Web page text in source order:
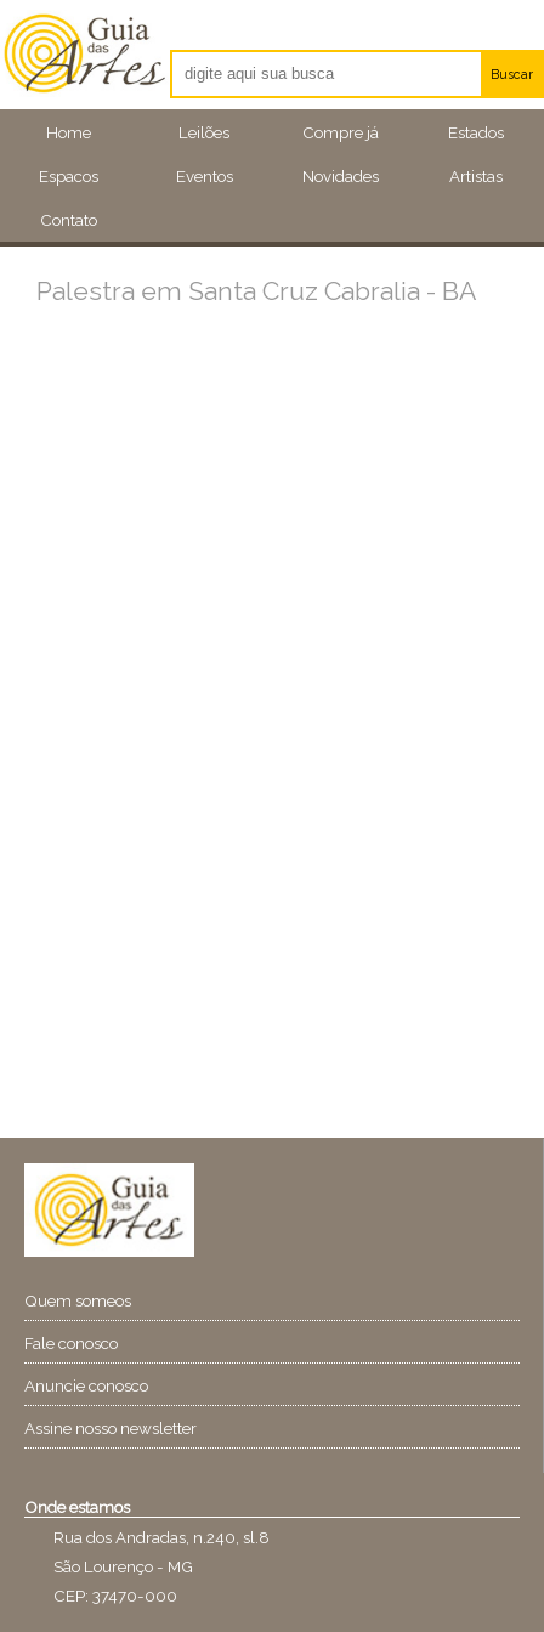
Home Leilões Compre já Estados
Espacos Eventos Novidades Artistas
Contato
Buscar
Artistas
Eventos
Palestra em Santa Cruz Cabralia - BA
Quem someos
Fale conosco
Anuncie conosco
Assine nosso newsletter
Onde estamos
Rua dos Andradas, n.240, sl.8
São Lourenço - MG
CEP: 37470-000